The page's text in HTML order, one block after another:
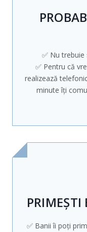
✅ Nu
✅ Pentru că
realizează
minute îți
✅ Banii îi poți